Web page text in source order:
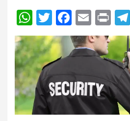
W
h
at
s
A
p
p
T
wi
tt
er
F
a
ce
o
o
k
E
m
ail
Pr
in
t